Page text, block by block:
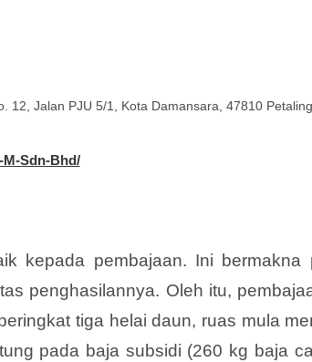
12, Jalan PJU 5/1, Kota Damansara, 47810
Sdn-Bhd/
kepada pembajaan. Ini bermakna
penghasilannya. Oleh itu,
tiga helai daun, ruas mula
pada baja subsidi (260 kg baja